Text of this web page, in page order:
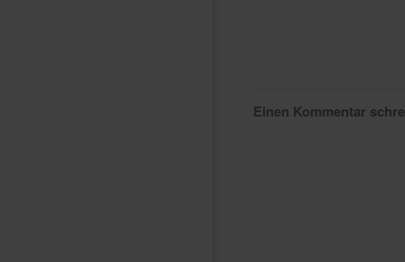
Einen Kommentar